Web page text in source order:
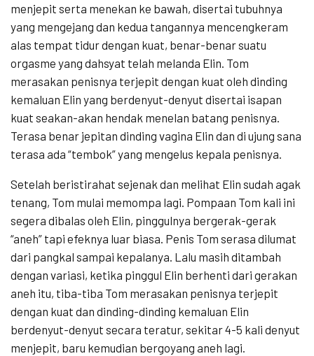
menjepit serta menekan ke bawah, disertai tubuhnya
yang mengejang dan kedua tangannya mencengkeram
alas tempat tidur dengan kuat, benar-benar suatu
orgasme yang dahsyat telah melanda Elin. Tom
merasakan penisnya terjepit dengan kuat oleh dinding
kemaluan Elin yang berdenyut-denyut disertai isapan
kuat seakan-akan hendak menelan batang penisnya.
Terasa benar jepitan dinding vagina Elin dan di ujung sana
terasa ada “tembok” yang mengelus kepala penisnya.
Setelah beristirahat sejenak dan melihat Elin sudah agak
tenang, Tom mulai memompa lagi. Pompaan Tom kali ini
segera dibalas oleh Elin, pinggulnya bergerak-gerak
“aneh” tapi efeknya luar biasa. Penis Tom serasa dilumat
dari pangkal sampai kepalanya. Lalu masih ditambah
dengan variasi, ketika pinggul Elin berhenti dari gerakan
aneh itu, tiba-tiba Tom merasakan penisnya terjepit
dengan kuat dan dinding-dinding kemaluan Elin
berdenyut-denyut secara teratur, sekitar 4-5 kali denyut
menjepit, baru kemudian bergoyang aneh lagi.